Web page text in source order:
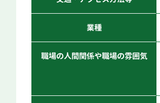
業種
職場の人間関係や職場の雰囲気